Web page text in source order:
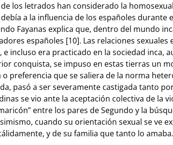
los letrados han considerado la
a la influencia de los españoles durante
Fayanas explica que, dentro del mundo
españoles [10]. Las relaciones
incluso era practicado en la sociedad inca,
conquista, se impuso en estas tierras un
preferencia que se saliera de la norma
pasó a ser severamente castigada tanto
se vio ante la aceptación colectiva de la
entre los pares de Segundo y la
cuando su orientación sexual se ve
y de su familia que tanto lo amaba.